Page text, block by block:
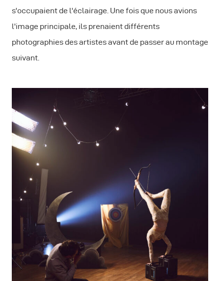
s'occupaient de l'éclairage. Une fois que nous avions
l'image principale, ils prenaient différents
photographies des artistes avant de passer au montage
suivant.